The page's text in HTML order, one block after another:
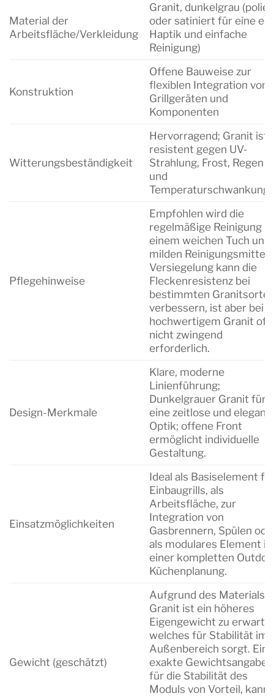
Material der
Arbeitsfläche/Verkleidung
Granit, dunkelgrau
oder satiniert für eine
Haptik und einfache
Reinigung)
Konstruktion
Offene Bauweise zur
flexiblen Integration von
Grillgeräten und
Komponenten
Witterungsbeständigkeit
Hervorragend; Granit ist
resistent gegen UV-
Strahlung, Frost, Regen
und
Pflegehinweise
Empfohlen wird die
regelmäßige Reinigung
einem weichen Tuch und
milden
Versiegelung kann die
Fleckenresistenz bei
bestimmten
verbessern, ist aber bei
hochwertigem Granit oft
nicht zwingend
erforderlich.
Design-Merkmale
Klare, moderne
Linienführung;
Dunkelgrauer Granit für
eine zeitlose und
Optik; offene Front
ermöglicht individuelle
Gestaltung.
Einsatzmöglichkeiten
Ideal als Basiselement
Einbaugrills, als
Arbeitsfläche, zur
Integration von
Gasbrennern, Spülen
als modulares Element in
einer kompletten
Küchenplanung.
Gewicht (geschätzt)
Aufgrund des Materials
Granit ist ein höheres
Eigengewicht zu
welches für Stabilität im
Außenbereich sorgt. Eine
exakte Gewichtsangabe
für die Stabilität des
Moduls von Vorteil, kann